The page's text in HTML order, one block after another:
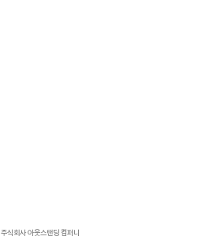
주식회사 아웃스탠딩 컴퍼니